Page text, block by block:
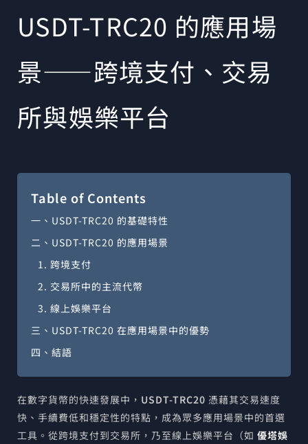
USDT-TRC20 的應用場
景——跨境支付、交易
所與娛樂平台
Table of Contents
一、USDT-TRC20 的基礎特性
二、USDT-TRC20 的應用場景
1. 跨境支付
2. 交易所中的主流代幣
3. 線上娛樂平台
三、USDT-TRC20 在應用場景中的優勢
四、結語
在數字貨幣的快速發展中， USDT-TRC20 憑藉其交易速度
快、手續費低和穩定性的特點，成為眾多應用場景中的首選
工具。從跨境支付到交易所，乃至線上娛樂平台（如 優塔娛